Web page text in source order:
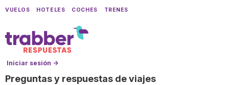
VUELOS HOTELES COCHES TRENES
Iniciar sesión →
Preguntas y respuestas de viajes